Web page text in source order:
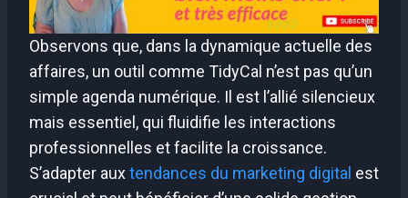
Observons que, dans la dynamique actuelle des
affaires, un outil comme TidyCal n’est pas qu’un
simple agenda numérique. Il est l’allié silencieux
mais essentiel, qui fluidifie les interactions
professionnelles et facilite la croissance.
S’adapter auxtendances du marketing digital est